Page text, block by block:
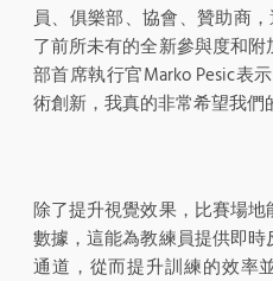
員、俱樂部、協會、贊助商
了前所未有的全新參與度和
部首席執行官Marko Pesic表
術創新，我真的非常希望我們
除了提升視覺效果，比賽場
數據，這能為教練員提供即
通道，從而提升訓練的效率